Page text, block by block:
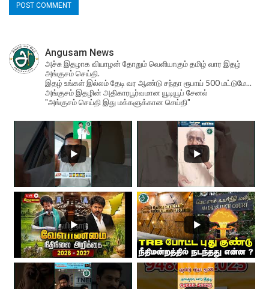
Angusam News
அச்சு இதழாக வியாழன் தோறும் வெளியாகும் தமிழ் வார இதழ்
அங்குசம் செய்தி.
இதழ் உங்கள் இல்லம் தேடி வர ஆண்டு சந்தா ரூபாய் 500 மட்டுமே...
அங்குசம் இதழின் அதிகாரபூர்வமான யூடியூப் சேனல்
"அங்குசம் செய்தி இது மக்களுக்கான செய்தி"